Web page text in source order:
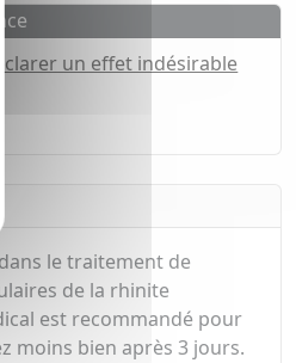
un effet indésirable
le traitement de
de la rhinite
est recommandé pour
moins bien après 3 jours.